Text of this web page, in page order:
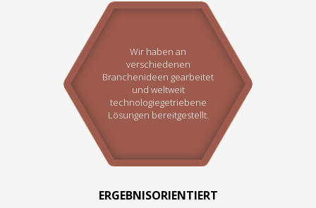
Wir haben an
verschiedenen
Branchenideen gearbeitet
und weltweit
technologiegetriebene
Lösungen bereitgestellt.
ERGEBNISORIENTIERT